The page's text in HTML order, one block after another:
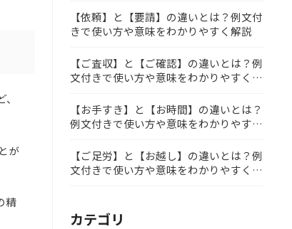
が
精
【依頼】と【要請】の違いとは？例文付
きで使い方や意味をわかりやすく解説
【ご査収】と【ご確認】の違いとは？例
文付きで使い方や意味をわかりやすく解
【お手すき】と【お時間】の違いとは？
例文付きで使い方や意味をわかりやすく
【ご足労】と【お越し】の違いとは？例
文付きで使い方や意味をわかりやすく解
カテゴリ